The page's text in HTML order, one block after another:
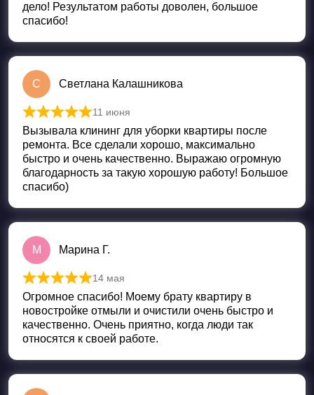
дело! Результатом работы доволен, большое
спасибо!
С Светлана Калашникова
Оценка
11 июня
Вызывала клининг для уборки квартиры после
ремонта. Все сделали хорошо, максимально
быстро и очень качественно. Выражаю огромную
благодарность за такую хорошую работу! Большое
спасибо)
М Марина Г.
Оценка
14 мая
Огромное спасибо! Моему брату квартиру в
новостройке отмыли и очистили очень быстро и
качественно. Очень приятно, когда люди так
относятся к своей работе.